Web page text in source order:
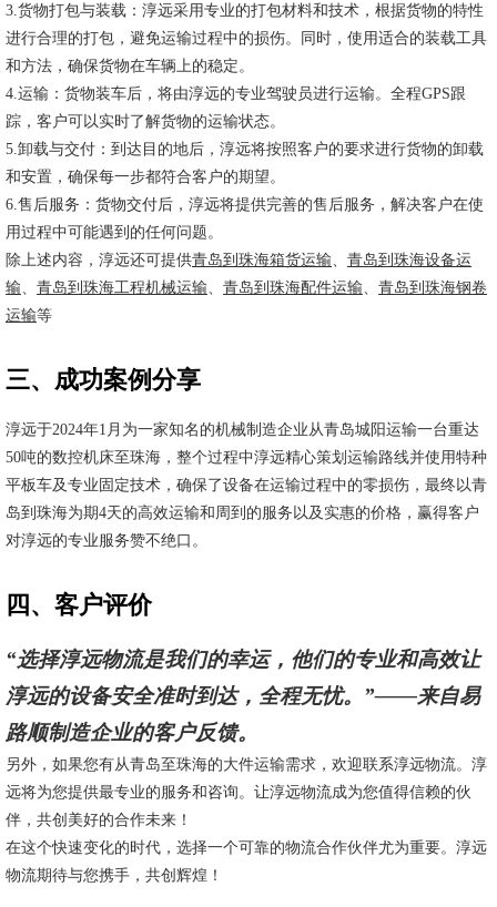
3.货物打包与装载：淳远采用专业的打包材料和技术，根据货物的特性
进行合理的打包，避免运输过程中的损伤。同时，使用适合的装载工具
和方法，确保货物在车辆上的稳定。
4.运输：货物装车后，将由淳远的专业驾驶员进行运输。全程GPS跟
踪，客户可以实时了解货物的运输状态。
5.卸载与交付：到达目的地后，淳远将按照客户的要求进行货物的卸载
和安置，确保每一步都符合客户的期望。
6.售后服务：货物交付后，淳远将提供完善的售后服务，解决客户在使
用过程中可能遇到的任何问题。
除上述内容，淳远还可提供青岛到珠海箱货运输、 青岛到珠海设备运
输、 青岛到珠海工程机械运输、 青岛到珠海配件运输、 青岛到珠海钢卷
运输等
三、成功案例分享
淳远于2024年1月为一家知名的机械制造企业从青岛城阳运输一台重达
50吨的数控机床至珠海，整个过程中淳远精心策划运输路线并使用特种
平板车及专业固定技术，确保了设备在运输过程中的零损伤，最终以青
岛到珠海为期4天的高效运输和周到的服务以及实惠的价格，赢得客户
对淳远的专业服务赞不绝口。
四、客户评价
“选择淳远物流是我们的幸运，他们的专业和高效让
淳远的设备安全准时到达，全程无忧。”——来自易
路顺制造企业的客户反馈。
另外，如果您有从青岛至珠海的大件运输需求，欢迎联系淳远物流。淳
远将为您提供最专业的服务和咨询。让淳远物流成为您值得信赖的伙
伴，共创美好的合作未来！
在这个快速变化的时代，选择一个可靠的物流合作伙伴尤为重要。淳远
物流期待与您携手，共创辉煌！